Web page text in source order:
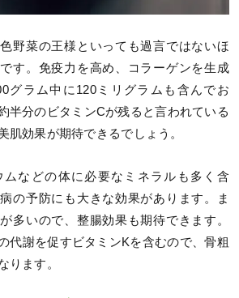
野菜の王様といっても過言ではないほ
す。免疫力を高め、コラーゲンを生成
グラム中に120ミリグラムも含んでお
半分のビタミンCが残ると言われている
肌効果が期待できるでしょう。
ムなどの体に必要なミネラルも多く含
の予防にも大きな効果があります。ま
多いので、整腸効果も期待できます。
代謝を促すビタミンKを含むので、骨粗
ります。